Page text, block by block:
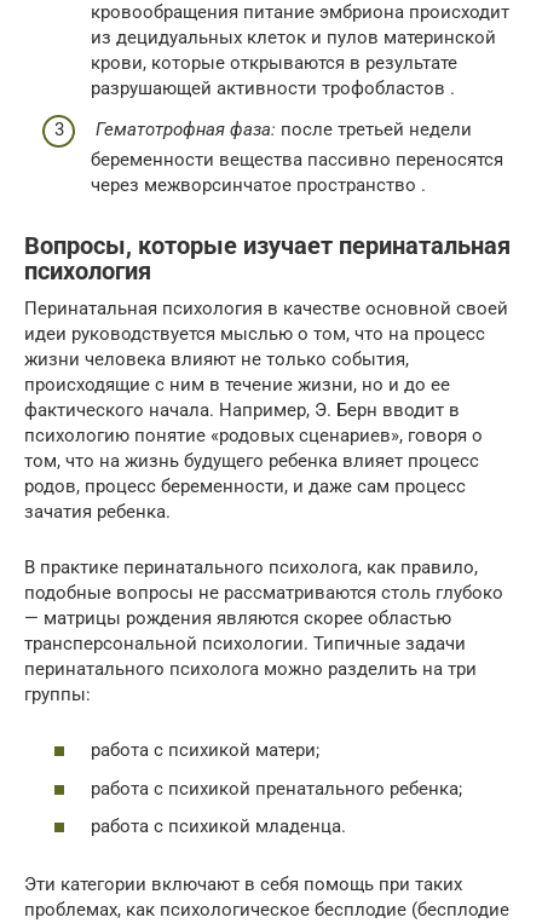
кровообращения питание эмбриона происходит
из децидуальных клеток и пулов материнской
крови, которые открываются в результате
разрушающей активности трофобластов .
Гематотрофная фаза: после третьей недели
беременности вещества пассивно переносятся
через межворсинчатое пространство .
Вопросы, которые изучает перинатальная
психология
Перинатальная психология в качестве основной своей
идеи руководствуется мыслью о том, что на процесс
жизни человека влияют не только события,
происходящие с ним в течение жизни, но и до ее
фактического начала. Например, Э. Берн вводит в
психологию понятие «родовых сценариев», говоря о
том, что на жизнь будущего ребенка влияет процесс
родов, процесс беременности, и даже сам процесс
зачатия ребенка.
В практике перинатального психолога, как правило,
подобные вопросы не рассматриваются столь глубоко
— матрицы рождения являются скорее областью
трансперсональной психологии. Типичные задачи
перинатального психолога можно разделить на три
группы:
работа с психикой матери;
работа с психикой пренатального ребенка;
работа с психикой младенца.
Эти категории включают в себя помощь при таких
проблемах, как психологическое бесплодие (бесплодие